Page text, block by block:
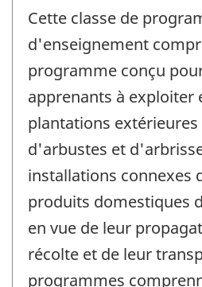
Cette classe de
d'enseignement
programme conçu
apprenants à exploiter
plantations
d'arbustes et
installations connexes
produits domestiques
en vue de leur
récolte et de leur
programmes